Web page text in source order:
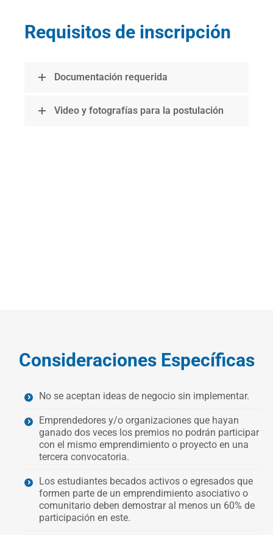
Requisitos de inscripción
Documentación requerida
Video y fotografías para la postulación
Consideraciones Específicas
No se aceptan ideas de negocio sin implementar.
Emprendedores y/o organizaciones que hayan
ganado dos veces los premios no podrán participar
con el mismo emprendimiento o proyecto en una
tercera convocatoria.
Los estudiantes becados activos o egresados que
formen parte de un emprendimiento asociativo o
comunitario deben demostrar al menos un 60% de
participación en este.